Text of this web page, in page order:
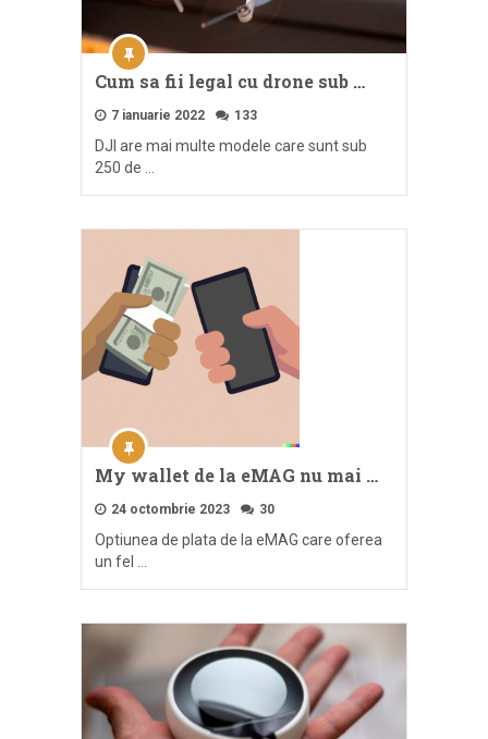
Cum sa fii legal cu drone sub …
7 ianuarie 2022 133
DJI are mai multe modele care sunt sub
250 de …
My wallet de la eMAG nu mai …
24 octombrie 2023 30
Optiunea de plata de la eMAG care oferea
un fel …